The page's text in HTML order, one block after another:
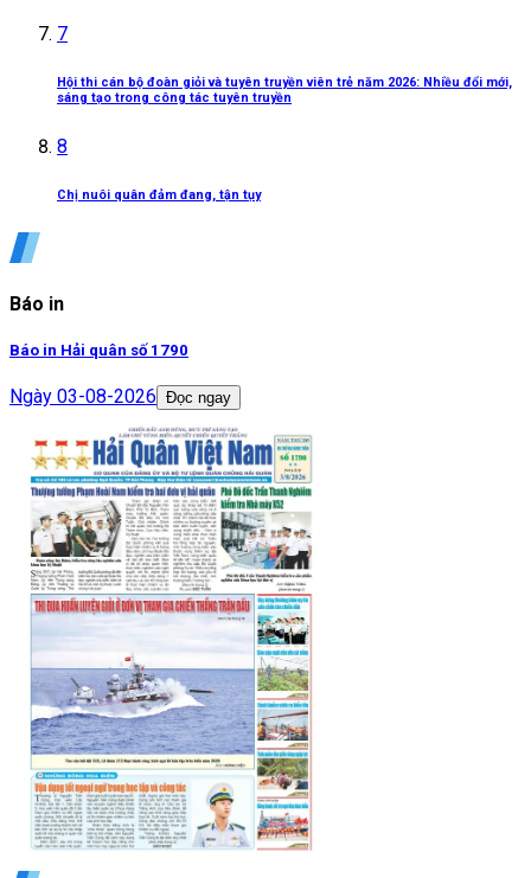
7
Hội thi cán bộ đoàn giỏi và tuyên truyền viên trẻ năm 2026: Nhiều đổi mới,
sáng tạo trong công tác tuyên truyền
8
Chị nuôi quân đảm đang, tận tụy
Báo in
Báo in Hải quân số 1790
Ngày 03-08-2026 Đọc ngay